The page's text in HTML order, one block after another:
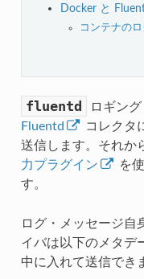
Docker と
コンテナの
fluentd
ロギン
Fluentd
コレクタ
送信します。それか
力プラグイン
を
す。
ログ・メッセージ自
イバは以下のメタデ
中に入れて送信でき